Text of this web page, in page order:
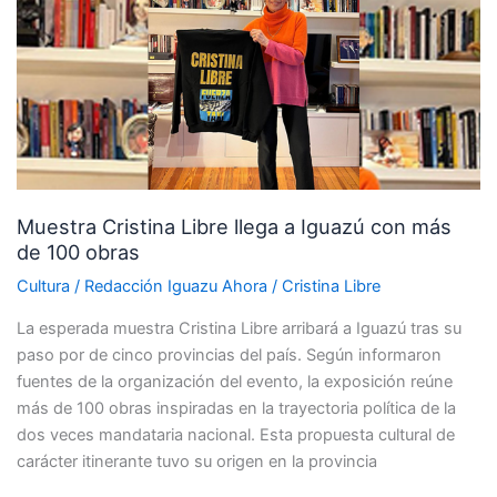
Muestra Cristina Libre llega a Iguazú con más
de 100 obras
Cultura / Redacción Iguazu Ahora / Cristina Libre
La esperada muestra Cristina Libre arribará a Iguazú tras su
paso por de cinco provincias del país. Según informaron
fuentes de la organización del evento, la exposición reúne
más de 100 obras inspiradas en la trayectoria política de la
dos veces mandataria nacional. Esta propuesta cultural de
carácter itinerante tuvo su origen en la provincia
Libre
llega
a
Iguazú
con
más
de
obras